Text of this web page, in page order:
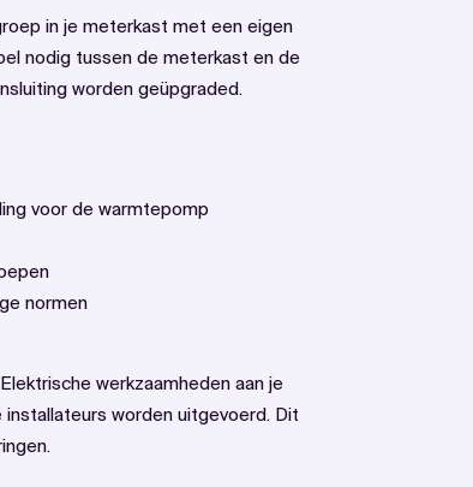
in je meterkast met een eigen
nodig tussen de meterkast en de
worden geüpgraded.
voor de warmtepomp
normen
werkzaamheden aan je
worden uitgevoerd. Dit